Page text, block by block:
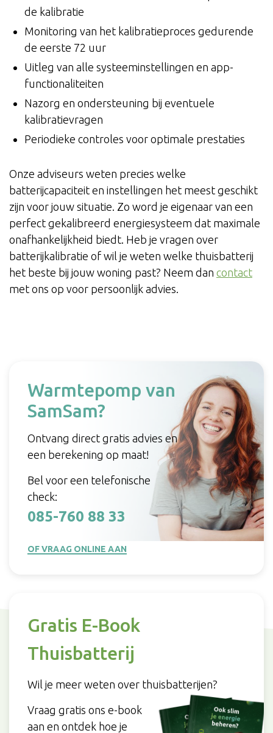
de kalibratie
Monitoring van het kalibratieproces gedurende
de eerste 72 uur
Uitleg van alle systeeminstellingen en app-
functionaliteiten
Nazorg en ondersteuning bij eventuele
kalibratievragen
Periodieke controles voor optimale prestaties
Onze adviseurs weten precies welke
batterijcapaciteit en instellingen het meest geschikt
zijn voor jouw situatie. Zo word je eigenaar van een
perfect gekalibreerd energiesysteem dat maximale
onafhankelijkheid biedt. Heb je vragen over
batterijkalibratie of wil je weten welke thuisbatterij
het beste bij jouw woning past? Neem dan contact
met ons op voor persoonlijk advies.
Warmtepomp van
SamSam?
Ontvang direct gratis advies en
een berekening op maat!
Bel voor een telefonische
check:
085-760 88 33
OF VRAAG ONLINE AAN
Gratis E-Book
Thuisbatterij
Wil je meer weten over thuisbatterijen?
Vraag gratis ons e-book
aan en ontdek hoe je